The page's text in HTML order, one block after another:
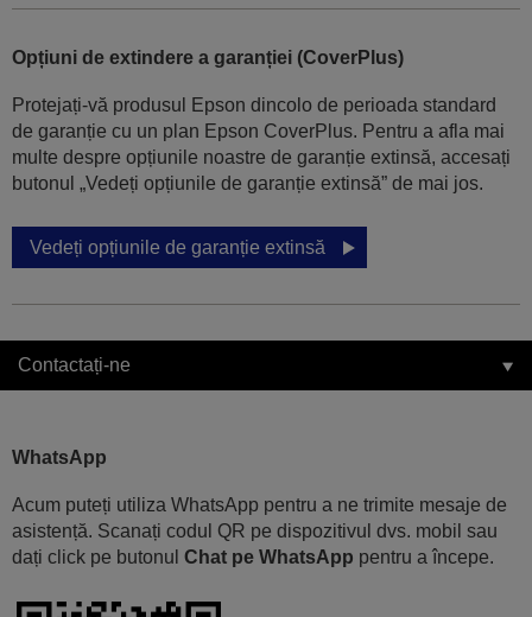
Opțiuni de extindere a garanției (CoverPlus)
Protejați-vă produsul Epson dincolo de perioada standard
de garanție cu un plan Epson CoverPlus. Pentru a afla mai
multe despre opțiunile noastre de garanție extinsă, accesați
butonul „Vedeți opțiunile de garanție extinsă” de mai jos.
Vedeți opțiunile de garanție extinsă
Contactați-ne
WhatsApp
Acum puteți utiliza WhatsApp pentru a ne trimite mesaje de
asistență. Scanați codul QR pe dispozitivul dvs. mobil sau
dați click pe butonul Chat pe WhatsApp pentru a începe.